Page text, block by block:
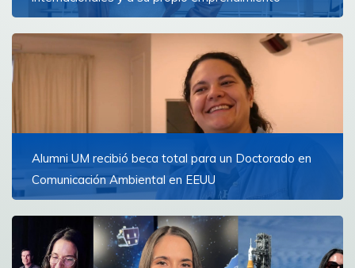
las bases, exposición y destapó puertas que me dieron
ánimo para abrirme al mundo”, explica la creadora de
Alumni UM recibió beca total para un Doctorado en
Comunicación Ambiental en EEUU
University y centrará su investigación en los medios de
América Latina